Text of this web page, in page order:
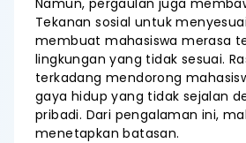
Namun, pergaulan juga
Tekanan sosial untuk
membuat mahasiswa merasa
lingkungan yang tidak sesuai.
terkadang mendorong
gaya hidup yang tidak sejalan
pribadi. Dari pengalaman ini,
menetapkan batasan.